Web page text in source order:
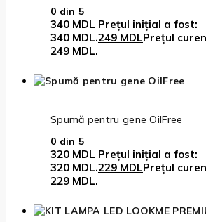
0 din 5
340MDL Prețul inițial a fost:
340 MDL.249 MDLPrețul
249 MDL.
Spumă pentru gene OilFree
0 din 5
320MDL Prețul inițial a fost:
320 MDL.229 MDLPrețul
229 MDL.